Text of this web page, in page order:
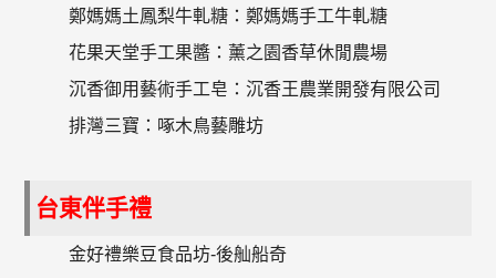
鄭媽媽土鳳梨牛軋糖：鄭媽媽手工牛軋糖
花果天堂手工果醬：薰之園香草休閒農場
沉香御用藝術手工皂：沉香王農業開發有限公司
排灣三寶：啄木鳥藝雕坊
台東伴手禮
金好禮樂豆食品坊-後舢船奇